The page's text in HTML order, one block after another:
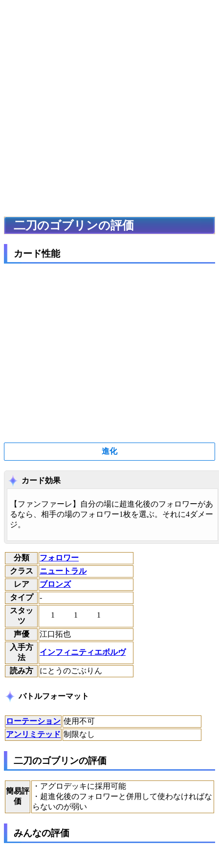
二刀のゴブリンの評価
カード性能
進化
カード効果
【 ファンファーレ 】自分の場に超進化後のフォロワーがあ
るなら、相手の場のフォロワー1枚を選ぶ。それに4ダメー
ジ。
分類
フォロワー
クラス
ニュートラル
レア
ブロンズ
タイプ
-
スタッ
ツ
1 1 1
声優
江口拓也
入手方
法
インフィニティエボルヴ
読み方 にとうのごぶりん
バトルフォーマット
ローテーション 使用不可
アンリミテッド 制限なし
二刀のゴブリンの評価
簡易評
価
・アグロデッキに採用可能
・超進化後のフォロワーと併用して使わなければな
らないのが弱い
みんなの評価